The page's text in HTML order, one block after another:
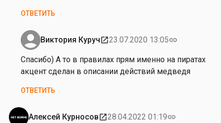
К
р
ч
ОТВЕТИТЬ
Виктория Куруч open_in_new23.07.2020 13:05link
Ответ
на
от
и
к
т
Спасибо) А то в правилах прям именно на пиратах
акцент сделан в описании действий медведя
ОТВЕТИТЬ
Алексей Курносов open_in_new28.04.2022 01:19link